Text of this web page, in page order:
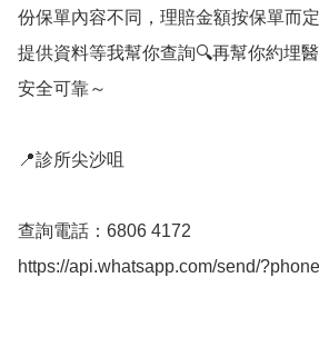
份保單內容不同，理賠金額按保單而
提供資料等我幫你查詢🔍再幫你約埋
安全可靠～
📍診所尖沙咀
查詢電話：6806 4172